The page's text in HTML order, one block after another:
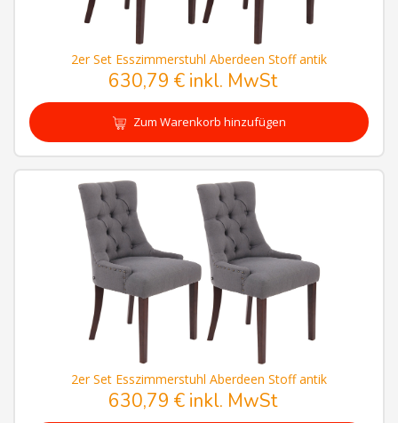
2er Set Esszimmerstuhl Aberdeen Stoff antik
630,79 € inkl. MwSt
Zum Warenkorb hinzufügen
2er Set Esszimmerstuhl Aberdeen Stoff antik
630,79 € inkl. MwSt